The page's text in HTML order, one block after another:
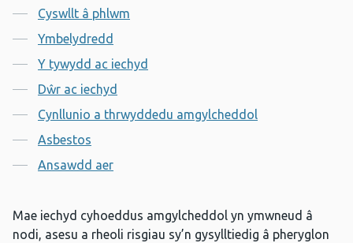
Cyswllt â phlwm
Ymbelydredd
Y tywydd ac iechyd
Dŵr ac iechyd
Cynllunio a thrwyddedu amgylcheddol
Asbestos
Ansawdd aer
Mae iechyd cyhoeddus amgylcheddol yn ymwneud â
nodi, asesu a rheoli risgiau sy’n gysylltiedig â pheryglon